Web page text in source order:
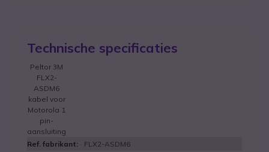
Technische specificaties
Peltor 3M
FLX2-
ASDM6
kabel voor
Motorola 1
pin-
aansluiting
FLX2-ASDM6